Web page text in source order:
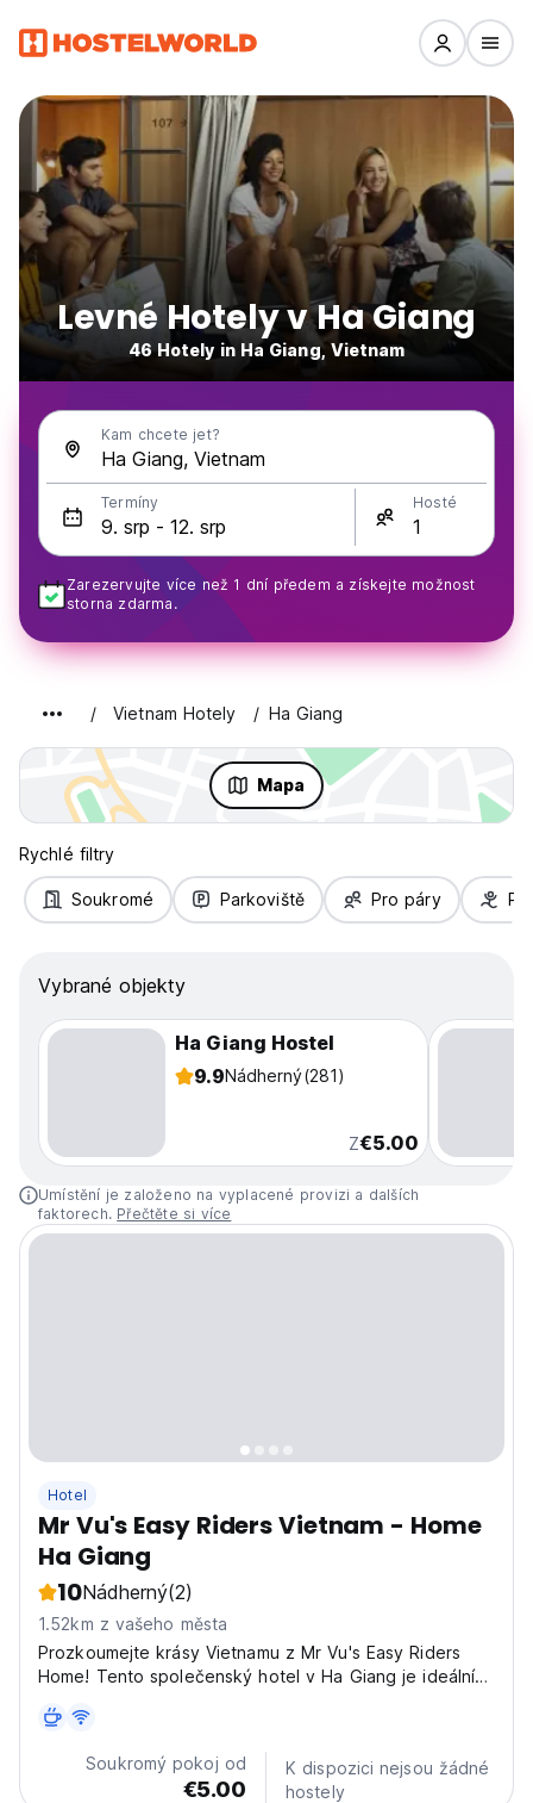
Levné Hotely v Ha Giang
46 Hotely in Ha Giang, Vietnam
Kam chcete jet?
Termíny Hosté
Zarezervujte více než 1 dní předem a získejte možnost
storna zdarma.
Vietnam Hotely Ha Giang
Mapa
Rychlé filtry
Soukromé Parkoviště Pro páry
Vybrané objekty
Ha Giang Hostel
9.9Nádherný(281)
Z€5.00
Umístění je založeno na vyplacené provizi a dalších
faktorech. Přečtěte si více
Hotel
Mr Vu's Easy Riders Vietnam - Home
Ha Giang
10Nádherný(2)
1.52km z vašeho města
Prozkoumejte krásy Vietnamu z Mr Vu's Easy Riders
Home! Tento společenský hotel v Ha Giang je ideální
cestovateli. (Auto-translated from original language)
Soukromý pokoj od
€5.00
K dispozici nejsou žádné
hostely